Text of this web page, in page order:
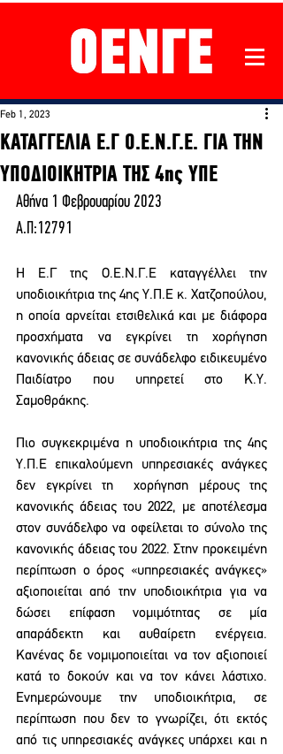
ΚΑΤΑΓΓΕΛΙΑ Ε.Γ Ο.Ε.Ν.Γ.Ε. ΓΙΑ ΤΗΝ
ΥΠΟΔΙΟΙΚΗΤΡΙΑ ΤΗΣ 4ης ΥΠΕ
Feb 1, 2023
Αθήνα 1 Φεβρουαρίου 2023
Α.Π:12791
Η Ε.Γ της Ο.Ε.Ν.Γ.Ε καταγγέλλει την
υποδιοικήτρια της 4ης Υ.Π.Ε κ. Χατζοπούλου,
η οποία αρνείται ετσιθελικά και με διάφορα
προσχήματα να εγκρίνει τη χορήγηση
κανονικής άδειας σε συνάδελφο ειδικευμένο
Παιδίατρο που υπηρετεί στο Κ.Υ.
Σαμοθράκης.
Πιο συγκεκριμένα η υποδιοικήτρια της 4ης
Υ.Π.Ε επικαλούμενη υπηρεσιακές ανάγκες
δεν εγκρίνει τη  χορήγηση μέρους της
κανονικής άδειας του 2022, με αποτέλεσμα
στον συνάδελφο να οφείλεται το σύνολο της
κανονικής άδειας του 2022. Στην προκειμένη
περίπτωση ο όρος «υπηρεσιακές ανάγκες»
αξιοποιείται από την υποδιοικήτρια για να
δώσει επίφαση νομιμότητας σε μία
απαράδεκτη και αυθαίρετη ενέργεια.
Κανένας δε νομιμοποιείται να τον αξιοποιεί
κατά το δοκούν και να τον κάνει λάστιχο.
Ενημερώνουμε την υποδιοικήτρια, σε
περίπτωση που δεν το γνωρίζει, ότι εκτός
από τις υπηρεσιακές ανάγκες υπάρχει και η